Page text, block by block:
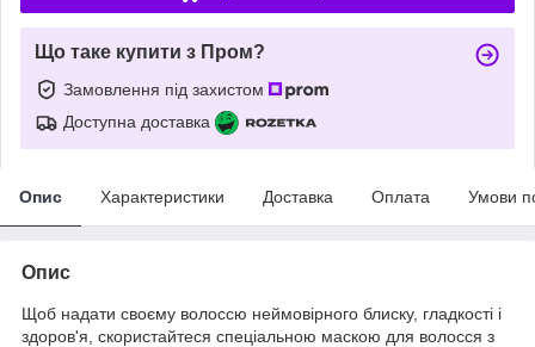
Що таке купити з Пром?
Замовлення під захистом
Доступна доставка
Опис Характеристики Доставка Оплата Умови
Опис
Щоб надати своєму волоссю неймовірного блиску, гладкості і
здоров'я, скористайтеся спеціальною маскою для волосся з